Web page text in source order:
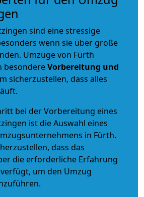
sind eine stressige
wenn sie über große
Umzüge von Fürth
besondereVorbereitung und
sicherzustellen, dass alles
bei der Vorbereitung eines
ist die Auswahl eines
in Fürth.
dass das
die erforderliche Erfahrung
um den Umzug